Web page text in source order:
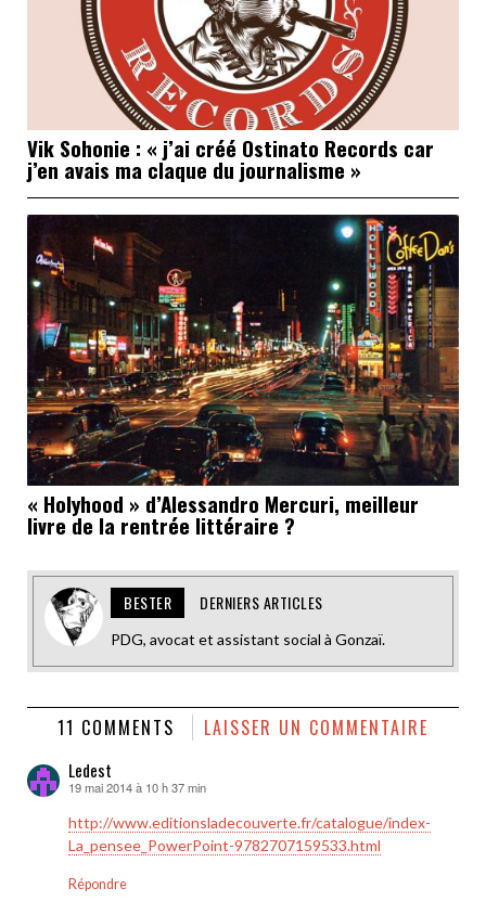
Vik Sohonie : « j’ai créé Ostinato Records car
j’en avais ma claque du journalisme »
« Holyhood » d’Alessandro Mercuri, meilleur
livre de la rentrée littéraire ?
BESTER DERNIERS ARTICLES
PDG, avocat et assistant social à Gonzaï.
11 COMMENTS LAISSER UN COMMENTAIRE
Ledest
dit :
19 mai 2014 à 10 h 37 min
http://www.editionsladecouverte.fr/catalogue/index-
La_pensee_PowerPoint-9782707159533.html
Répondre